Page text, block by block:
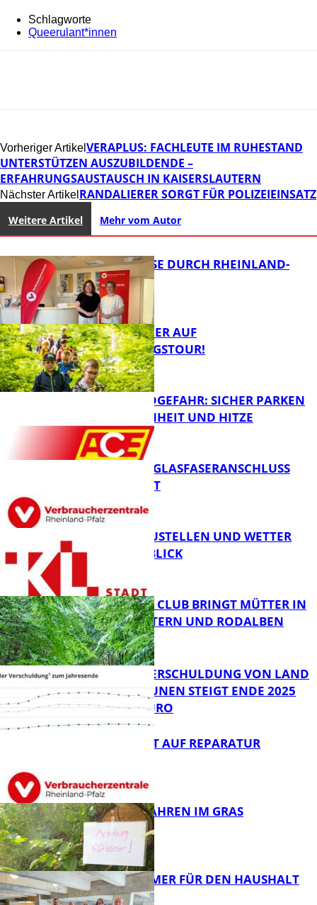
Schlagworte
Queerulant*innen
Vorheriger Artikel VERAPLUS: FACHLEUTE IM RUHESTAND
UNTERSTÜTZEN AUSZUBILDENDE –
ERFAHRUNGSAUSTAUSCH IN KAISERSLAUTERN
Nächster Artikel RANDALIERER SORGT FÜR POLIZEIEINSATZ
Weitere Artikel Mehr vom Autor
Panorama
SOMMERREISE DURCH RHEINLAND-
PFALZ
MIT DEM JÄGER AUF
ENTDECKUNGSTOUR!
FB News
WALDBRANDGEFAHR: SICHER PARKEN
BEI TROCKENHEIT UND HITZE
WARUM EIN GLASFASERANSCHLUSS
SINNVOLL IST
FB News
PARKEN, BAUSTELLEN UND WETTER
DIGITAL IM BLICK
FB News
NEUER MOM CLUB BRINGT MÜTTER IN
KAISERSLAUTERN UND RODALBEN
ZUSAMMEN
FB News
PRO-KOPF-VERSCHULDUNG VON LAND
UND KOMMUNEN STEIGT ENDE 2025
AUF 9.600 EURO
FB News
NEUES RECHT AUF REPARATUR
GIFTIGE GEFAHREN IM GRAS
40 JAHRE IMMER FÜR DEN HAUSHALT
DA